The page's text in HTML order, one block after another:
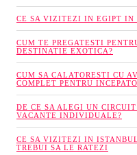
CE SA VIZITEZI IN EGIPT IN
CUM TE PREGATESTI
DESTINATIE EXOTICA?
CUM SA CALATORESTI CU
COMPLET PENTRU
DE CE SA ALEGI UN
VACANTE INDIVIDUALE?
CE SA VIZITEZI IN
TREBUI SA LE RATEZI